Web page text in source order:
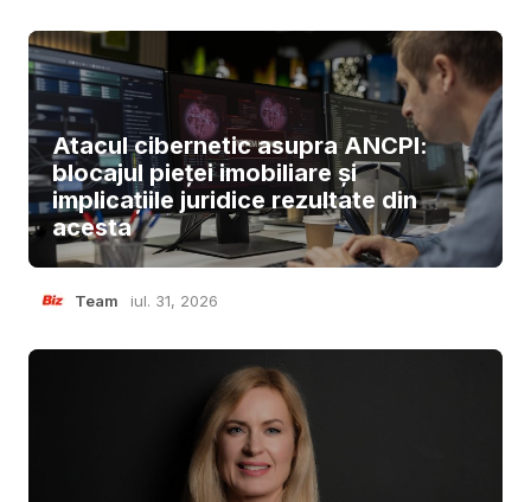
Atacul cibernetic asupra ANCPI:
blocajul pieței imobiliare și
implicațiile juridice rezultate din
acesta
Team iul. 31, 2026